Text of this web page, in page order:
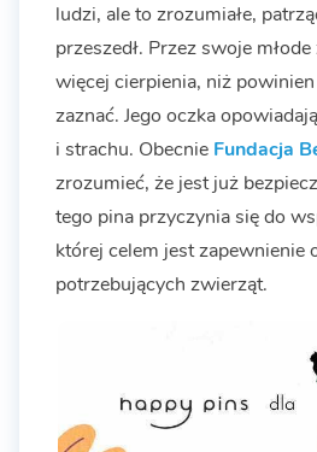
ludzi, ale to zrozumiałe,
przeszedł. Przez swoje
więcej cierpienia, niż
zaznać. Jego oczka
i strachu. Obecnie Fundacja
zrozumieć, że jest już
tego pina przyczynia się do
której celem jest zapewnienie
potrzebujących zwierząt.